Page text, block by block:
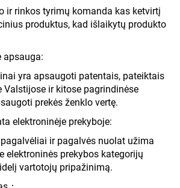
ir rinkos tyrimų komanda kas ketvirtį
produktus, kad išlaikytų produkto
apsauga:
yra apsaugoti patentais, pateiktais
Valstijose ir kitose pagrindinėse
prekės ženklo vertę.
elektroninėje prekyboje:
ir pagalvės nuolat užima
elektroninės prekybos kategorijų
vartotojų pripažinimą.